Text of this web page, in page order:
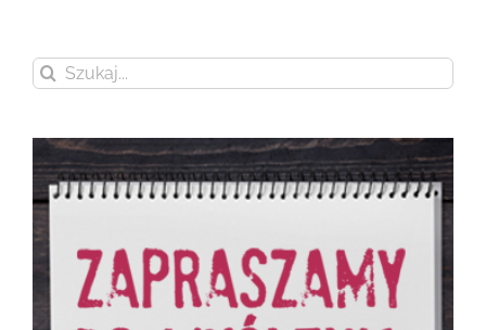
Szukaj